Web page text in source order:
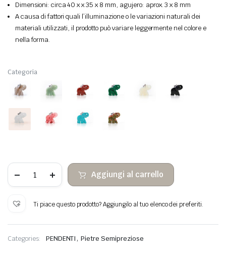
Dimensioni: circa 40 x x 35 x 8 mm, agujero: aprox. 3 x 8 mm
A causa di fattori quali l’illuminazione o le variazioni naturali dei
materiali utilizzati, il prodotto può variare leggermente nel colore e
nella forma.
Categoria
elefante
di
semipreziosa
(piatto)
Aggiungi al carrello
Ti piace questo prodotto? Aggiungilo al tuo elenco dei preferiti.
Categories: PENDENTI ,Pietre Semipreziose